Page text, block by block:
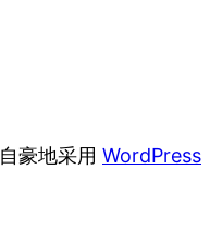
自豪地采用 WordPress